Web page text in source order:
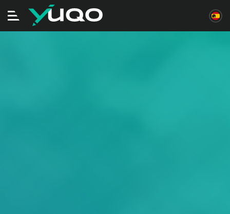
Alternar
navegación